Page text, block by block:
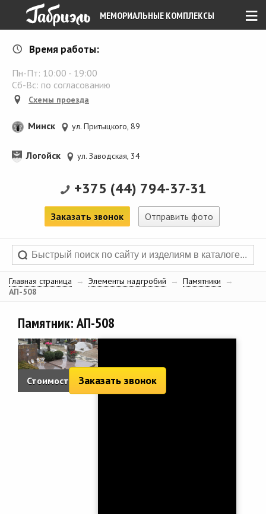
≡
МЕМОРИАЛЬНЫЕ КОМПЛЕКСЫ
Время работы:
Пн-Пт: 10:00 - 19:00
Сб-Вс: по согласованию
Схемы проезда
Минск ул. Притыцкого, 89
Логойск ул. Заводская, 34
+375 (44) 794-37-31
Заказать звонок Отправить фото
Главная страница → Элементы надгробий → Памятники
→
АП-508
Памятник: АП-508
Стоимость: Заказать звонок